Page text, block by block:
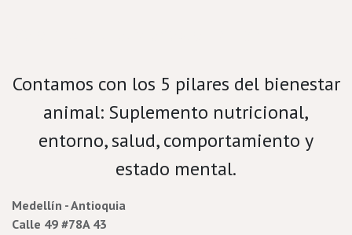
Contamos con los 5 pilares del bienestar
animal: Suplemento nutricional,
entorno, salud, comportamiento y
estado mental.
Medellín - Antioquia
Calle 49 #78A 43